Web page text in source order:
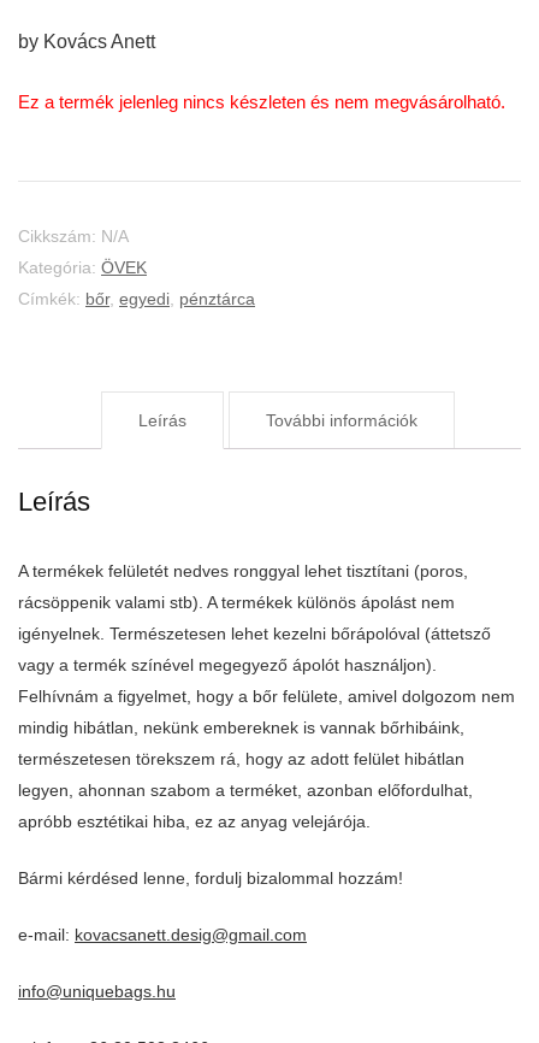
by Kovács Anett
Ez a termék jelenleg nincs készleten és nem megvásárolható.
Cikkszám: N/A
Kategória: ÖVEK
Címkék: bőr, egyedi pénztárca
Leírás További információk
Leírás
A termékek felületét nedves ronggyal lehet tisztítani (poros,
rácsöppenik valami stb). A termékek különös ápolást nem
igényelnek. Természetesen lehet kezelni bőrápolóval (áttetsző
vagy a termék színével megegyező ápolót használjon).
Felhívnám a figyelmet, hogy a bőr felülete, amivel dolgozom nem
mindig hibátlan, nekünk embereknek is vannak bőrhibáink,
természetesen törekszem rá, hogy az adott felület hibátlan
legyen, ahonnan szabom a terméket, azonban előfordulhat,
apróbb esztétikai hiba, ez az anyag velejárója.
Bármi kérdésed lenne, fordulj bizalommal hozzám!
e-mail: kovacsanett.desig@gmail.com
info@uniquebags.hu